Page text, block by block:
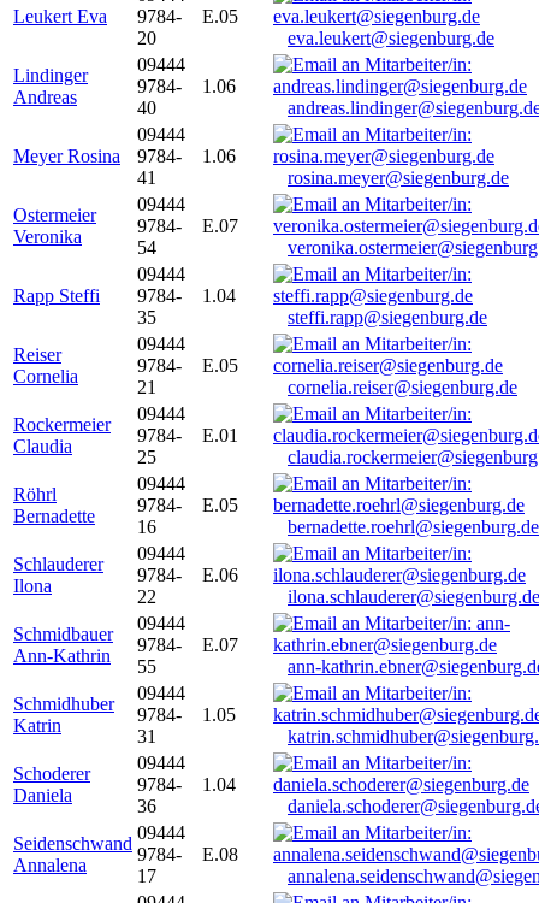
Leukert Eva
9784-
20
E.05
eva.leukert@siegenburg.de
Lindinger
Andreas
09444
9784-
40
1.06
Meyer Rosina
09444
9784-
41
1.06
rosina.meyer@siegenburg.de
Ostermeier
Veronika
09444
9784-
54
E.07
Rapp Steffi
09444
9784-
35
1.04
steffi.rapp@siegenburg.de
Reiser
Cornelia
09444
9784-
21
E.05
cornelia.reiser@siegenburg.de
Rockermeier
Claudia
09444
9784-
25
E.01
Röhrl
Bernadette
09444
9784-
16
E.05
bernadette.roehrl@siegenburg.de
Schlauderer
Ilona
09444
9784-
22
E.06
ilona.schlauderer@siegenburg.de
Schmidbauer
Ann-Kathrin
09444
9784-
55
E.07
ann-
Schmidhuber
Katrin
09444
9784-
31
1.05
Schoderer
Daniela
09444
9784-
36
1.04
Seidenschwand
Annalena
09444
9784-
17
E.08